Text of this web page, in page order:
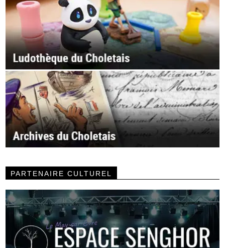
PARTENAIRE CULTUREL